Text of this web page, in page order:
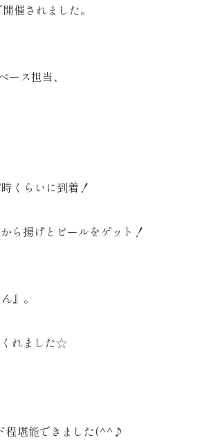
催されました。
ス担当、
くらいに到着！
ら揚げとビールをゲット！
』。
くれました☆
程堪能できました(^^♪